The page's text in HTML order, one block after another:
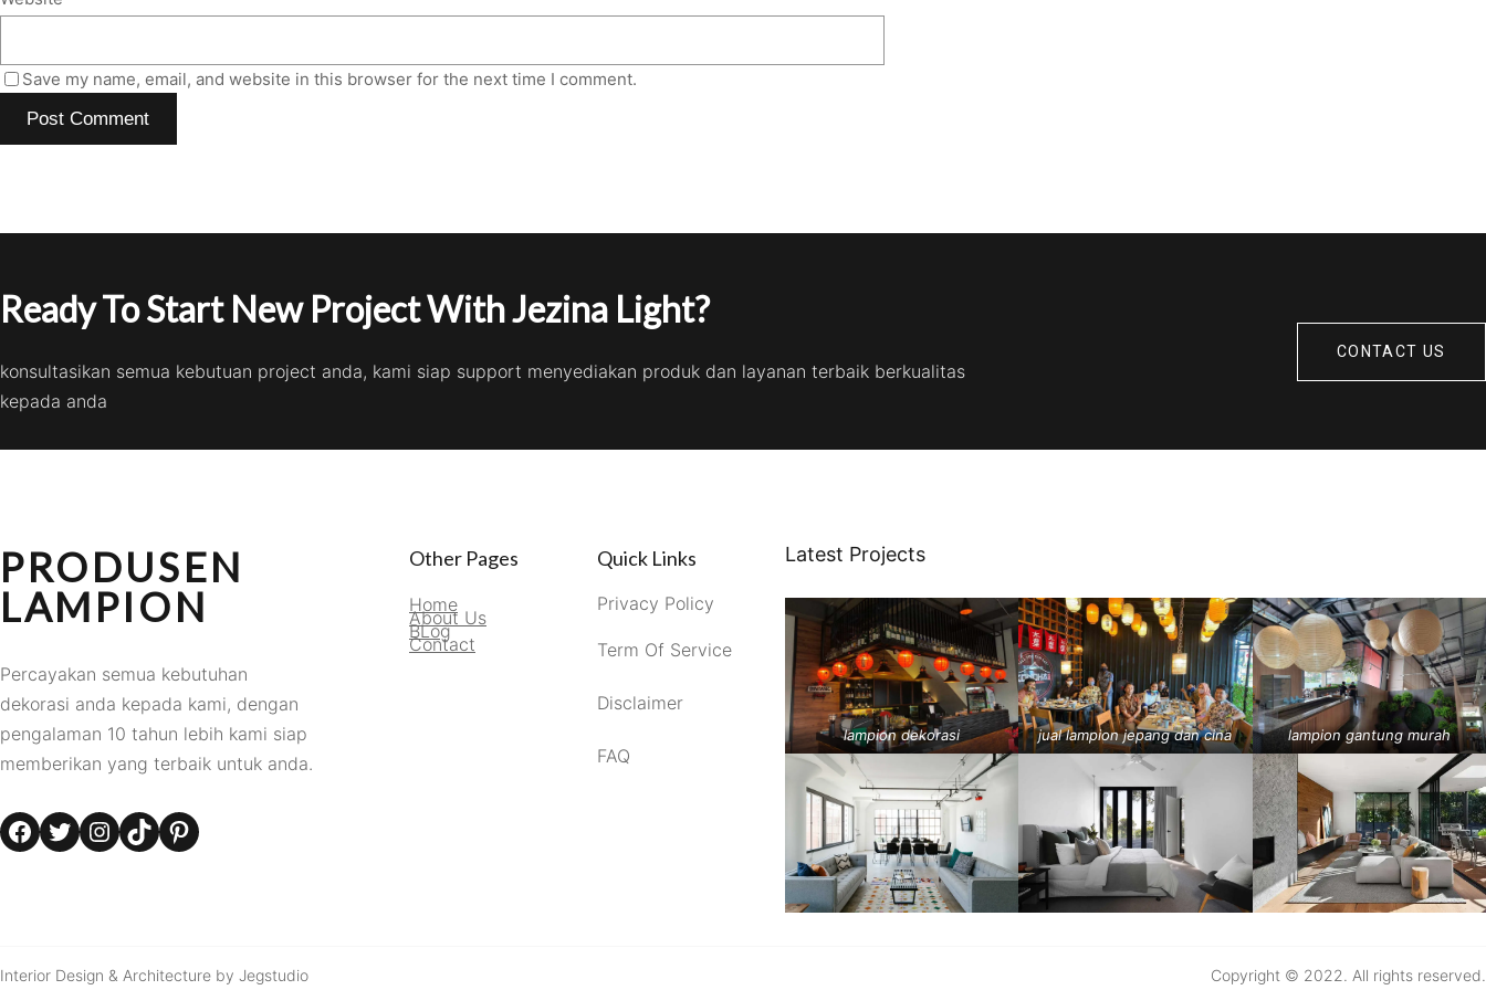
Save my name, email, and website in this browser for the next time I comment.
Ready To Start New Project With Jezina Light?
konsultasikan semua kebutuan project anda, kami siap support menyediakan produk dan layanan terbaik berkualitas
kepada anda
CONTACT US
PRODUSEN
LAMPION
Percayakan semua kebutuhan
dekorasi anda kepada kami, dengan
pengalaman 10 tahun lebih kami siap
memberikan yang terbaik untuk anda.
Facebook Twitter Instagram TikTok Pinterest
Other Pages
Home
About Us
BLog
Contact
Quick Links
Privacy Policy
Term Of Service
Disclaimer
FAQ
Latest Projects
lampion dekorasi jual lampion jepang dan cina lampion gantung murah
Interior Design & Architecture by Jegstudio Copyright © 2022. All rights reserved.